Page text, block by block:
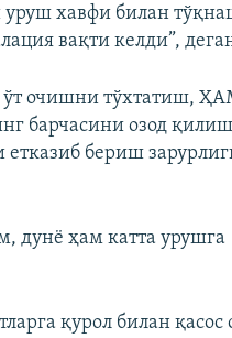
уруш хавфи билан
вақти келди”,
ўт очишни тўхтатиш,
барчасини озод
етказиб бериш
дунё ҳам катта урушга
қурол билан